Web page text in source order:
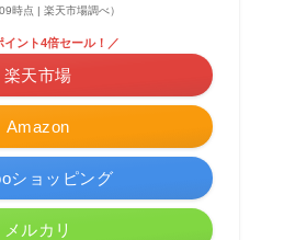
時点 | 楽天市場調べ）
Amazon
イント4倍セール！／
楽天市場
ショッピング
メルカリ